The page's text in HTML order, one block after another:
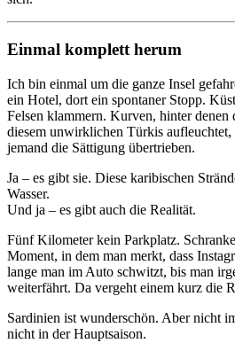
Einmal komplett herum
Ich bin einmal um die ganze Insel
ein Hotel, dort ein spontaner Stopp.
Felsen klammern. Kurven, hinter denen
diesem unwirklichen Türkis aufleuchtet,
jemand die Sättigung übertrieben.
Ja – es gibt sie. Diese karibischen
Wasser.
Und ja – es gibt auch die Realität.
Fünf Kilometer kein Parkplatz.
Moment, in dem man merkt, dass
lange man im Auto schwitzt, bis man
weiterfährt. Da vergeht einem kurz die
Sardinien ist wunderschön. Aber nicht
nicht in der Hauptsaison.